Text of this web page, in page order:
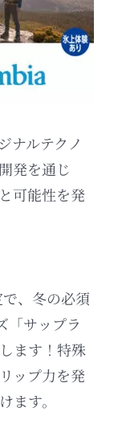
ナルテクノ
発を通じ
可能性を発
、冬の必須
「サップラ
ます！ 特殊
ップ力を発
ます。